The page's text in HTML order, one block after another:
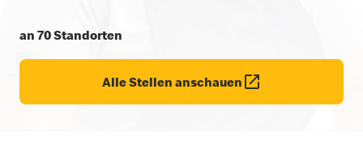
an 70 Standorten
Alle Stellen anschauen